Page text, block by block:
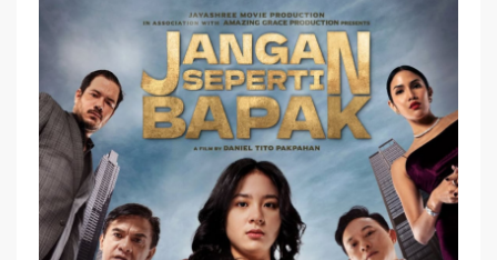
Seperti
Bapak
(2026):
Film
Drama
Aksi
Indonesia
Yang
Mengaduk
Emosi